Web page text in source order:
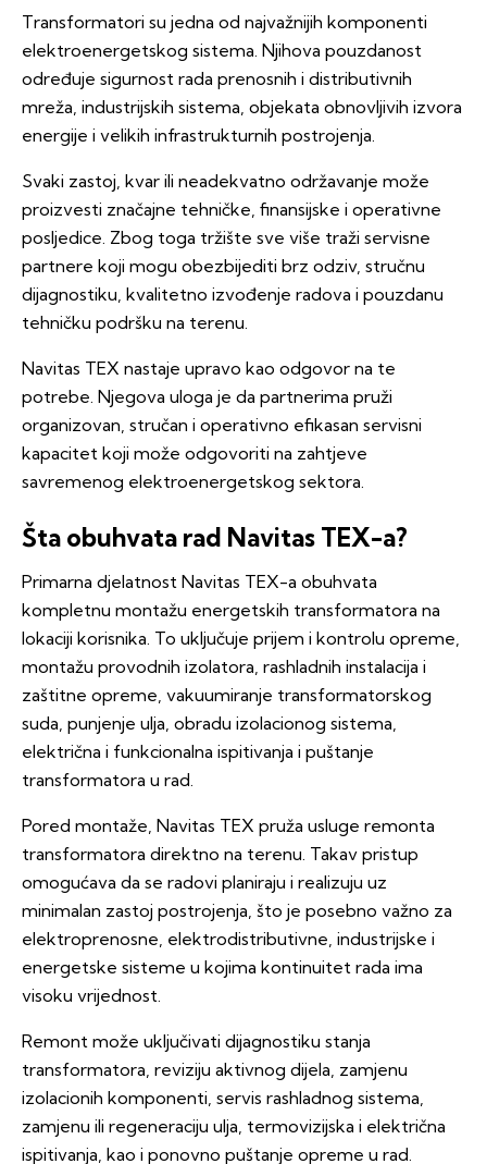
Transformatori su jedna od najvažnijih komponenti
elektroenergetskog sistema. Njihova pouzdanost
određuje sigurnost rada prenosnih i distributivnih
mreža, industrijskih sistema, objekata obnovljivih izvora
energije i velikih infrastrukturnih postrojenja.
Svaki zastoj, kvar ili neadekvatno održavanje može
proizvesti značajne tehničke, finansijske i operativne
posljedice. Zbog toga tržište sve više traži servisne
partnere koji mogu obezbijediti brz odziv, stručnu
dijagnostiku, kvalitetno izvođenje radova i pouzdanu
tehničku podršku na terenu.
Navitas TEX nastaje upravo kao odgovor na te
potrebe. Njegova uloga je da partnerima pruži
organizovan, stručan i operativno efikasan servisni
kapacitet koji može odgovoriti na zahtjeve
savremenog elektroenergetskog sektora.
Šta obuhvata rad Navitas TEX-a?
Primarna djelatnost Navitas TEX-a obuhvata
kompletnu montažu energetskih transformatora na
lokaciji korisnika. To uključuje prijem i kontrolu opreme,
montažu provodnih izolatora, rashladnih instalacija i
zaštitne opreme, vakuumiranje transformatorskog
suda, punjenje ulja, obradu izolacionog sistema,
električna i funkcionalna ispitivanja i puštanje
transformatora u rad.
Pored montaže, Navitas TEX pruža usluge remonta
transformatora direktno na terenu. Takav pristup
omogućava da se radovi planiraju i realizuju uz
minimalan zastoj postrojenja, što je posebno važno za
elektroprenosne, elektrodistributivne, industrijske i
energetske sisteme u kojima kontinuitet rada ima
visoku vrijednost.
Remont može uključivati dijagnostiku stanja
transformatora, reviziju aktivnog dijela, zamjenu
izolacionih komponenti, servis rashladnog sistema,
zamjenu ili regeneraciju ulja, termovizijska i električna
ispitivanja, kao i ponovno puštanje opreme u rad.